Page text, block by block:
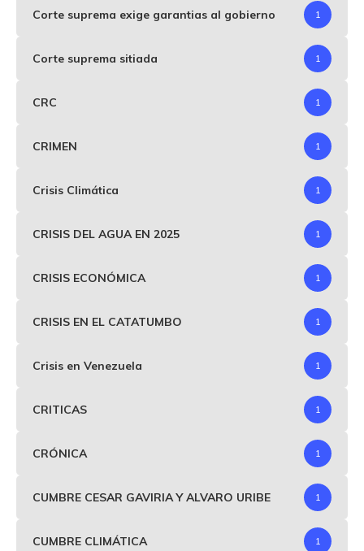
Corte suprema exige garantias al gobierno 1
Corte suprema sitiada 1
CRC 1
CRIMEN 1
Crisis Climática 1
CRISIS DEL AGUA EN 2025 1
CRISIS ECONÓMICA 1
CRISIS EN EL CATATUMBO 1
Crisis en Venezuela 1
CRITICAS 1
CRÓNICA 1
CUMBRE CESAR GAVIRIA Y ALVARO URIBE 1
CUMBRE CLIMÁTICA 1